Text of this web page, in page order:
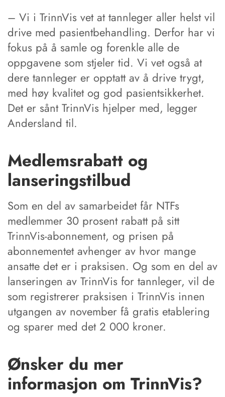
– Vi i TrinnVis vet at tannleger aller helst vil
drive med pasientbehandling. Derfor har vi
fokus på å samle og forenkle alle de
oppgavene som stjeler tid. Vi vet også at
dere tannleger er opptatt av å drive trygt,
med høy kvalitet og god pasientsikkerhet.
Det er sånt TrinnVis hjelper med, legger
Andersland til.
Medlemsrabatt og
lanseringstilbud
Som en del av samarbeidet får NTFs
medlemmer 30 prosent rabatt på sitt
TrinnVis-abonnement, og prisen på
abonnementet avhenger av hvor mange
ansatte det er i praksisen. Og som en del av
lanseringen av TrinnVis for tannleger, vil de
som registrerer praksisen i TrinnVis innen
utgangen av november få gratis etablering
og sparer med det 2 000 kroner.
Ønsker du mer
informasjon om TrinnVis?